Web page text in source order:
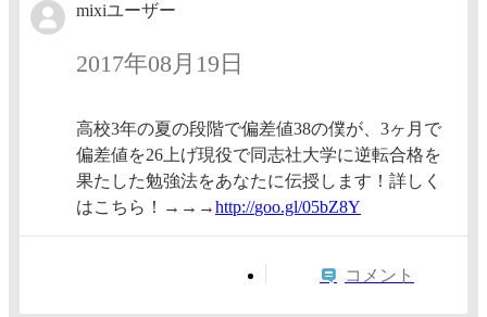
mixiユーザー
2017年08月19日
高校3年の夏の段階で偏差値38の僕が、3ヶ月で
偏差値を26上げ現役で同志社大学に逆転合格を
果たした勉強法をあなたに伝授します！詳しく
はこちら！→→→http://goo.gl/05bZ8Y
コメント